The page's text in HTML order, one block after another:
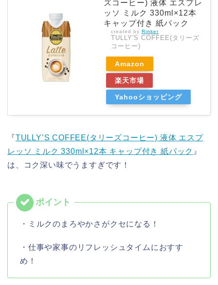
ズコーヒー) 液体 エスプレ
ッソ ミルク 330ml×12本
キャップ付き 紙パック
created by Rinker
TULLY'S COFFEE(タリーズ
コーヒー)
Amazon
楽天市場
Yahooショッピング
『TULLY’S COFFEE(タリーズコーヒー) 液体 エスプ
レッソ ミルク 330ml×12本 キャップ付き 紙パック 』
は、コク深い味でうますぎです！
・ミルクのまろやかさがクセになる！
・仕事や家事のリフレッシュタイムにおすす
め！